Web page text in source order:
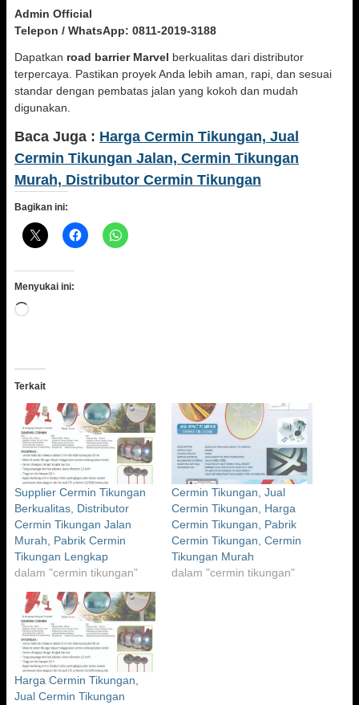
Admin Official
Telepon / WhatsApp: 0811-2019-3188
Dapatkan road barrier Marvel berkualitas dari distributor
terpercaya. Pastikan proyek Anda lebih aman, rapi, dan sesuai
standar dengan pembatas jalan yang kokoh dan mudah
digunakan.
Baca Juga : Harga Cermin Tikungan, Jual
Cermin Tikungan Jalan, Cermin Tikungan
Murah, Distributor Cermin Tikungan
Bagikan ini:
Menyukai ini:
Memuat...
Terkait
Supplier Cermin Tikungan
Berkualitas, Distributor
Cermin Tikungan Jalan
Murah, Pabrik Cermin
Tikungan Lengkap
dalam "cermin tikungan"
Cermin Tikungan, Jual
Cermin Tikungan, Harga
Cermin Tikungan, Pabrik
Cermin Tikungan, Cermin
Tikungan Murah
dalam "cermin tikungan"
Harga Cermin Tikungan,
Jual Cermin Tikungan